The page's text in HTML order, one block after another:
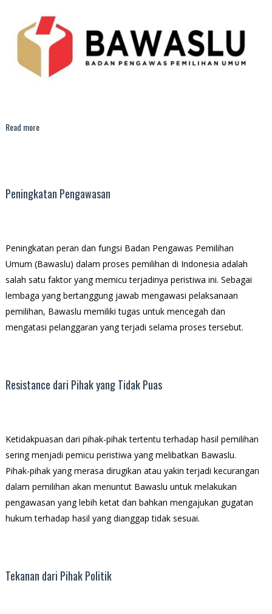
Read more
Peningkatan Pengawasan
Peningkatan peran dan fungsi Badan Pengawas Pemilihan
Umum (Bawaslu) dalam proses pemilihan di Indonesia adalah
salah satu faktor yang memicu terjadinya peristiwa ini. Sebagai
lembaga yang bertanggung jawab mengawasi pelaksanaan
pemilihan, Bawaslu memiliki tugas untuk mencegah dan
mengatasi pelanggaran yang terjadi selama proses tersebut.
Resistance dari Pihak yang Tidak Puas
Ketidakpuasan dari pihak-pihak tertentu terhadap hasil pemilihan
sering menjadi pemicu peristiwa yang melibatkan Bawaslu.
Pihak-pihak yang merasa dirugikan atau yakin terjadi kecurangan
dalam pemilihan akan menuntut Bawaslu untuk melakukan
pengawasan yang lebih ketat dan bahkan mengajukan gugatan
hukum terhadap hasil yang dianggap tidak sesuai.
Tekanan dari Pihak Politik